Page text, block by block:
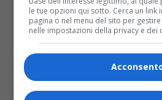
le tue opzioni qui sotto. Cerca un link
pagina o nel menu del sito per
nelle impostazioni della privacy e dei